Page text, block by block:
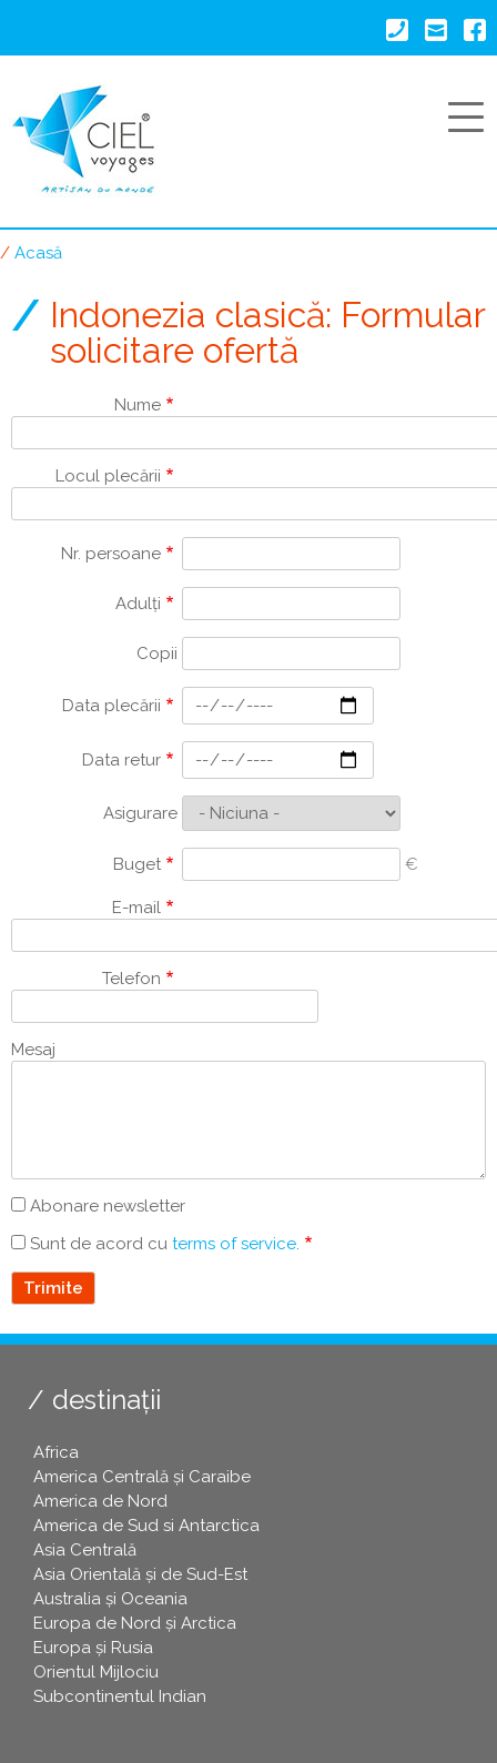
conţinutul
Acasă
Indonezia clasică: Formular
solicitare ofertă
Nume
Locul plecării
Nr. persoane
Adulți
Copii
Data plecării
Data retur
Asigurare
Buget €
E-mail
Telefon
Mesaj
Abonare newsletter
Sunt de acord cu terms of service.
destinații
Africa
America Centrală și Caraibe
America de Nord
America de Sud si Antarctica
Asia Centrală
Asia Orientală și de Sud-Est
Australia și Oceania
Europa de Nord și Arctica
Europa și Rusia
Orientul Mijlociu
Subcontinentul Indian